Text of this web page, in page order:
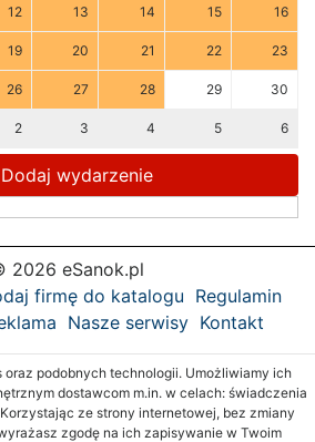
12 13 14 15 16
19 20 21 22 23
26 27 28 29 30
2 3 4 5 6
wydarzenie
2026 eSanok.pl
firmę do katalogu Regulamin
Nasze serwisy Kontakt
podobnych technologii. Umożliwiamy ich
dostawcom m.in. w celach: świadczenia
ze strony internetowej, bez zmiany
zgodę na ich zapisywanie w Twoim